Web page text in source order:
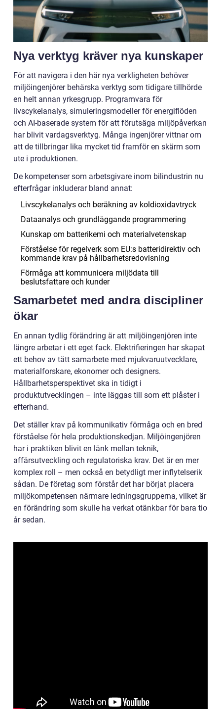
Nya verktyg kräver nya kunskaper
För att navigera i den här nya verkligheten behöver
miljöingenjörer behärska verktyg som tidigare tillhörde
en helt annan yrkesgrupp. Programvara för
livscykelanalys, simuleringsmodeller för energiflöden
och AI-baserade system för att förutsäga miljöpåverkan
har blivit vardagsverktyg. Många ingenjörer vittnar om
att de tillbringar lika mycket tid framför en skärm som
ute i produktionen.
De kompetenser som arbetsgivare inom bilindustrin nu
efterfrågar inkluderar bland annat:
Livscykelanalys och beräkning av koldioxidavtryck
Dataanalys och grundläggande programmering
Kunskap om batterikemi och materialvetenskap
Förståelse för regelverk som EU:s batteridirektiv och
kommande krav på hållbarhetsredovisning
Förmåga att kommunicera miljödata till
beslutsfattare och kunder
Samarbetet med andra discipliner
ökar
En annan tydlig förändring är att miljöingenjören inte
längre arbetar i ett eget fack. Elektrifieringen har skapat
ett behov av tätt samarbete med mjukvaruutvecklare,
materialforskare, ekonomer och designers.
Hållbarhetsperspektivet ska in tidigt i
produktutvecklingen – inte läggas till som ett plåster i
efterhand.
Det ställer krav på kommunikativ förmåga och en bred
förståelse för hela produktionskedjan. Miljöingenjören
har i praktiken blivit en länk mellan teknik,
affärsutveckling och regulatoriska krav. Det är en mer
komplex roll – men också en betydligt mer inflytelserik
sådan. De företag som förstår det har börjat placera
miljökompetensen närmare ledningsgrupperna, vilket är
en förändring som skulle ha verkat otänkbar för bara tio
år sedan.